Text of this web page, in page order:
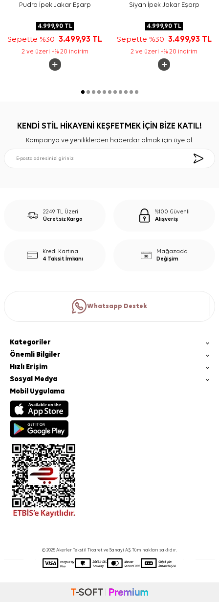
Pudra İpek Jakar Eşarp
4.999,90TL
Sepette %303.499,93 TL
2 ve üzeri +% 20 indirim
Siyah İpek Jakar Eşarp
4.999,90 TL
Sepette %30 3.499,93 TL
2 ve üzeri +% 20 indirim
KENDİ STİL HİKAYENİ KEŞFETMEK İÇİN BİZE KATIL!
Kampanya ve yeniliklerden haberdar olmak için üye ol.
2249 TL Üzeri
Ücretsiz Kargo
%100 Güvenli
Alışveriş
Kredi Kartına
4 Taksit İmkanı
Mağazada
Değişim
Whatsapp Destek
Kategoriler
Önemli Bilgiler
Hızlı Erişim
Sosyal Medya
Mobil Uygulama
© 2025 Akerler Tekstil Ticaret ve Sanayi A.Ş. Tüm hakları saklıdır.